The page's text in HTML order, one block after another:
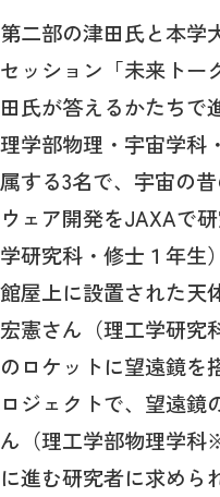
第二部の津田氏と本学
セッション「未来トー
田氏が答えるかたちで
理学部物理・宇宙学科
属する3名で、宇宙の
ウェア開発をJAXAで
学研究科・修士１年
館屋上に設置された天
宏憲さん（理工学研究
のロケットに望遠鏡を
ロジェクトで、望遠鏡
ん（理工学部物理学
に進む研究者に求めら